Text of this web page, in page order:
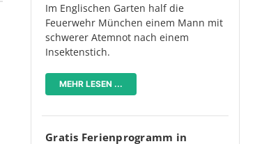
Im Englischen Garten half die
Feuerwehr München einem Mann mit
schwerer Atemnot nach einem
Insektenstich.
MEHR LESEN ...
Gratis Ferienprogramm in